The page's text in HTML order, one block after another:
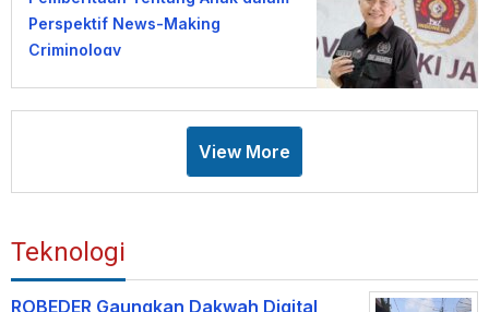
Perspektif News-Making
Criminology
View More
Teknologi
ROBEDER Gaungkan Dakwah Digital